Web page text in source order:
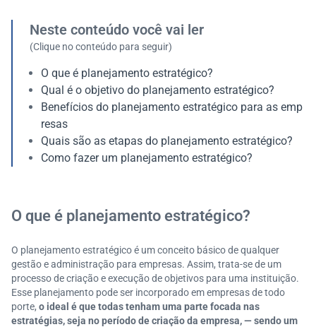
Neste conteúdo você vai ler
(Clique no conteúdo para seguir)
O que é planejamento estratégico?
Qual é o objetivo do planejamento estratégico?
Benefícios do planejamento estratégico para as emp
resas
Quais são as etapas do planejamento estratégico?
Como fazer um planejamento estratégico?
O que é planejamento estratégico?
O planejamento estratégico é um conceito básico de qualquer
gestão e administração para empresas. Assim, trata-se de um
processo de criação e execução de objetivos para uma instituição.
Esse planejamento pode ser incorporado em empresas de todo
porte, o ideal é que todas tenham uma parte focada nas
estratégias, seja no período de criação da empresa, — sendo um